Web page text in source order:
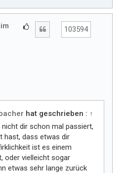
c
m
i
r
103594
hat geschrieben : ↑
dir schon mal passiert,
hast, dass etwas dir
ist es einem
oder vielleicht sogar
etwas sehr lange zurück